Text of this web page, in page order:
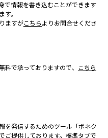
で情報を書き込むことができます
。
ますがこちら よりお問合せくださ
で承っておりますので、
こちら
を発信するためのツール「ボネク
ご提供しております。標準タブで